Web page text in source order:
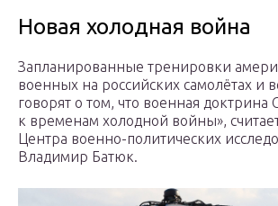
Новая холодная война
Запланированные тренировки
военных на российских самолётах и
говорят о том, что военная
к временам холодной войны»,
Центра военно-политических
Владимир Батюк.